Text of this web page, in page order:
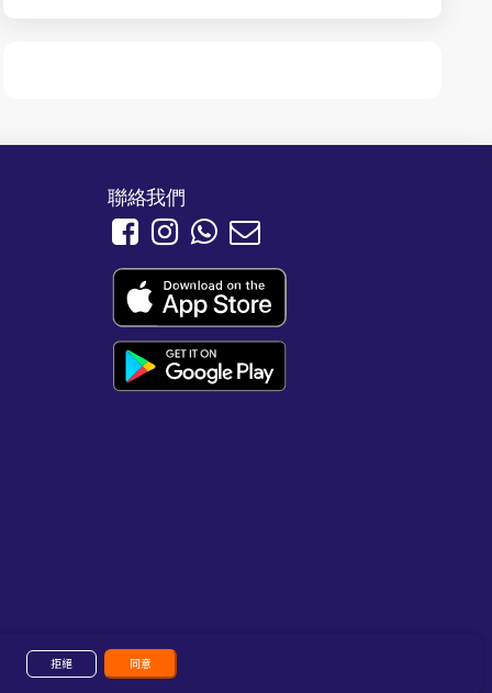
聯絡我們
拒絕 同意